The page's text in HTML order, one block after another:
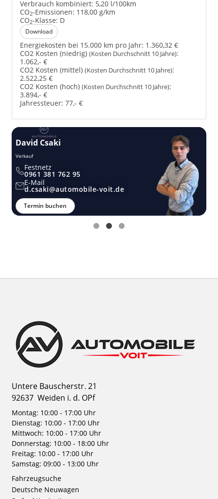
Verbrauch kombiniert: 5,20 l/100km
CO2-Emissionen: 118,00 g/km
CO2-Klasse: D
Download
Energiekosten bei 15.000 km pro Jahr: 1.360,32 €
CO2 Kosten (niedrig) (Kosten Durchschnitt 10 Jahre):
1.062,- €
CO2 Kosten (mittel) (Kosten Durchschnitt 10 Jahre):
2.522,25 €
CO2 Kosten (hoch) (Kosten Durchschnitt 10 Jahre):
3.894,- €
Jahressteuer: 77,- €
David Csaki
Verkauf
Festnetz
0961 381 762 95
E-Mail
d.csaki@automobile-voit.de
Termin buchen
Untere Bauscherstr. 21
92637 Weiden i. d. OPf
Montag: 10:00 - 17:00 Uhr
Dienstag: 10:00 - 17:00 Uhr
Mittwoch: 10:00 - 17:00 Uhr
Donnerstag: 10:00 - 18:00 Uhr
Freitag: 10:00 - 17:00 Uhr
Samstag: 09:00 - 13:00 Uhr
Fahrzeugsuche
Deutsche Neuwagen